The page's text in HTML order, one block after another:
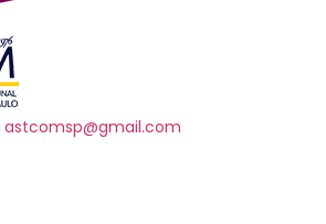
astcomsp@gmail.com